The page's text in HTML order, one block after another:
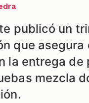
publicó un
que asegura
la entrega de
mezcla